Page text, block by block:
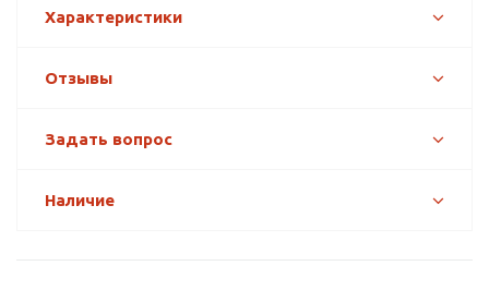
Характеристики
Отзывы
Задать вопрос
Наличие